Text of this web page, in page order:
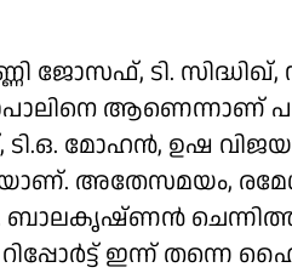
ജോസഫ്, ടി. സിദ്ധിഖ്,
ആണെന്നാണ്
മോഹൻ, ഉഷ
അതേസമയം,
ബാലകൃഷ്ണൻ
ഇന്ന് തന്നെ